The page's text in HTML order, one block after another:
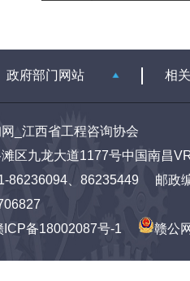
_江西省工程咨询协会
区九龙大道1177号中国南昌
86236094、86235449 邮
ICP备18002087号-1 赣公